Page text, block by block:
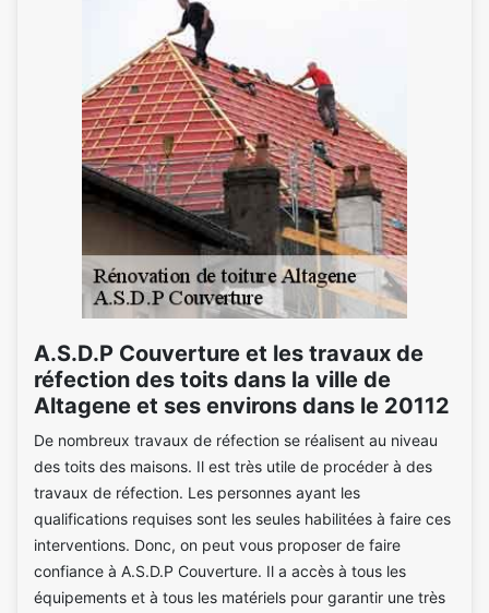
A.S.D.P Couverture et les travaux de
réfection des toits dans la ville de
Altagene et ses environs dans le 20112
De nombreux travaux de réfection se réalisent au niveau
des toits des maisons. Il est très utile de procéder à des
travaux de réfection. Les personnes ayant les
qualifications requises sont les seules habilitées à faire ces
interventions. Donc, on peut vous proposer de faire
confiance à A.S.D.P Couverture. Il a accès à tous les
équipements et à tous les matériels pour garantir une très